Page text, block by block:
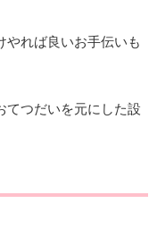
やれば良いお手伝いも
てつだいを元にした設